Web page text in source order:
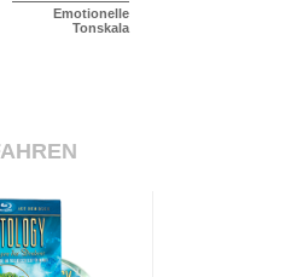
Emotionelle
Tonskala